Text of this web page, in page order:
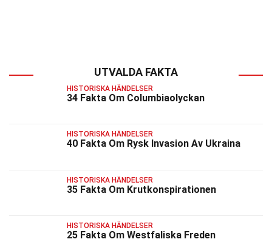
UTVALDA FAKTA
HISTORISKA HÄNDELSER
34 Fakta Om Columbiaolyckan
HISTORISKA HÄNDELSER
40 Fakta Om Rysk Invasion Av Ukraina
HISTORISKA HÄNDELSER
35 Fakta Om Krutkonspirationen
HISTORISKA HÄNDELSER
25 Fakta Om Westfaliska Freden